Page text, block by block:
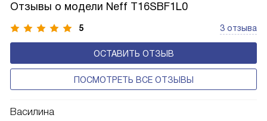
Отзывы о модели Neff T16SBF1L0
5 3 отзыва
ОСТАВИТЬ ОТЗЫВ
ПОСМОТРЕТЬ ВСЕ ОТЗЫВЫ
Василина